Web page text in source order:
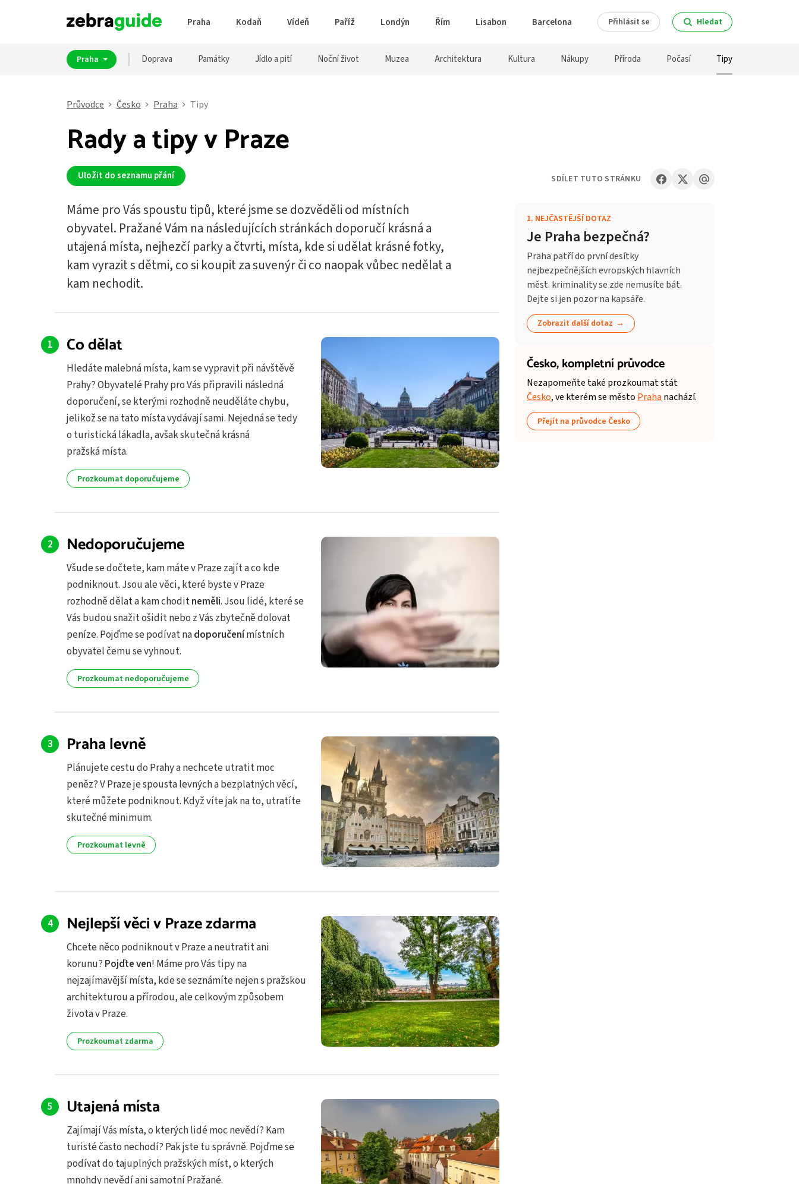
Praha Kodaň Vídeň Paříž Londýn Řím Lisabon Barcelona Přihlásit se Hledat
Praha Doprava Památky Jídlo a pití Noční život Muzea Architektura Kultura Nákupy Příroda Počasí Tipy
Průvodce Česko Praha Tipy
Rady a tipy v Praze
Uložit do seznamu přání
Máme pro Vás spoustu tipů, které jsme se dozvěděli od místních
obyvatel. Pražané Vám na následujících stránkách doporučí krásná a
utajená místa, nejhezčí parky a čtvrti, místa, kde si udělat krásné fotky,
kam vyrazit s dětmi, co si koupit za suvenýr či co naopak vůbec nedělat a
kam nechodit.
Co dělat
Hledáte malebná místa, kam se vypravit při návštěvě
Prahy? Obyvatelé Prahy pro Vás připravili následná
doporučení, se kterými rozhodně neuděláte chybu,
jelikož se na tato místa vydávají sami. Nejedná se tedy
o turistická lákadla, avšak skutečná krásná
pražská místa.
Prozkoumat doporučujeme
Nedoporučujeme
Všude se dočtete, kam máte v Praze zajít a co kde
podniknout. Jsou ale věci, které byste v Praze
rozhodně dělat a kam choditneměli. Jsou lidé, které se
Vás budou snažit ošidit nebo z Vás zbytečně dolovat
peníze. Pojďme se podívat nadoporučenímístních
obyvatel čemu se vyhnout.
Prozkoumat nedoporučujeme
Praha levně
Plánujete cestu do Prahy a nechcete utratit moc
peněz? V Praze je spousta levných a bezplatných věcí,
které můžete podniknout. Když víte jak na to, utratíte
skutečné minimum.
Prozkoumat levně
Nejlepší věci v Praze zdarma
Chcete něco podniknout v Praze a neutratit ani
korunu? Pojďte ven! Máme pro Vás tipy na
nejzajímavější místa, kde se seznámíte nejen s pražskou
architekturou a přírodou, ale celkovým způsobem
života v Praze.
Prozkoumat zdarma
Utajená místa
Zajímají Vás místa, o kterých lidé moc nevědí? Kam
turisté často nechodí? Pak jste tu správně. Pojďme se
podívat do tajuplných pražských míst, o kterých
mnohdy nevědí ani samotní Pražané.
1. NEJČASTĚJŠÍ DOTAZ
Je Praha bezpečná?
Praha patří do první desítky
nejbezpečnějších evropských hlavních
měst. kriminality se zde nemusíte bát.
Dejte si jen pozor na kapsáře.
Zobrazit další dotaz
Česko,kompletní průvodce
Nezapomeňte také prozkoumat stát
Česko, ve kterém se město Praha nachází.
Přejít na průvodce Česko
SDÍLET TUTO STRÁNKU